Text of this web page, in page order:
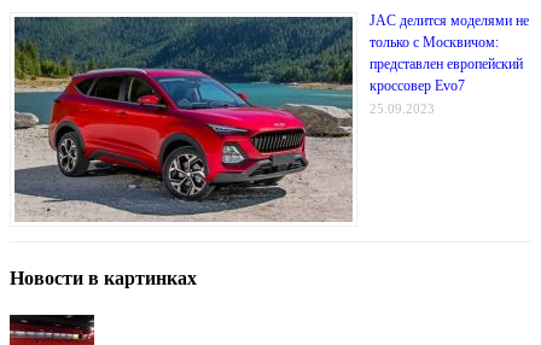
JAC делится моделями не
только с Москвичом:
представлен европейский
кроссовер Evo7
25.09.2023
Новости в картинках